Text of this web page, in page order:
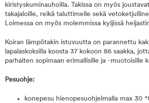
kiristyskuminauhoilla. Takissa on myös
takajaloille, reikä taluttimelle sekä
Loimessa on myös molemmissa kyljissä
Koiran lämpötakin istuvuutta on parannettu
lapalaskoksilla koosta 37 kokoon 86 saakka,
parhaiten sopimaan erimallisille ja -muotoisille
Pesuohje:
konepesu hienopesuohjelmalla max 30